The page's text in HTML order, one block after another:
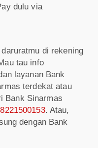
dulu via
di rekening
tau info
layanan Bank
terdekat atau
Bank Sinarmas
. Atau,
dengan Bank